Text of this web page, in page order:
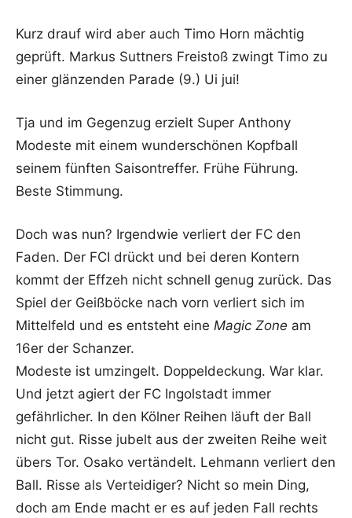
Kurz drauf wird aber auch Timo Horn mächtig
geprüft. Markus Suttners Freistoß zwingt Timo zu
einer glänzenden Parade (9.) Ui jui!
Tja und im Gegenzug erzielt Super Anthony
Modeste mit einem wunderschönen Kopfball
seinem fünften Saisontreffer. Frühe Führung.
Beste Stimmung.
Doch was nun? Irgendwie verliert der FC den
Faden. Der FCI drückt und bei deren Kontern
kommt der Effzeh nicht schnell genug zurück. Das
Spiel der Geißböcke nach vorn verliert sich im
Mittelfeld und es entsteht eine Magic Zone am
16er der Schanzer.
Modeste ist umzingelt. Doppeldeckung. War klar.
Und jetzt agiert der FC Ingolstadt immer
gefährlicher. In den Kölner Reihen läuft der Ball
nicht gut. Risse jubelt aus der zweiten Reihe weit
übers Tor. Osako vertändelt. Lehmann verliert den
Ball. Risse als Verteidiger? Nicht so mein Ding,
doch am Ende macht er es auf jeden Fall rechts